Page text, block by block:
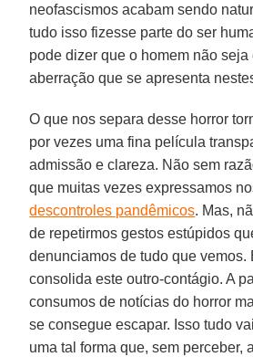
neofascismos acabam sendo
tudo isso fizesse parte do ser
pode dizer que o homem não seja
aberração que se apresenta
O que nos separa desse horror
por vezes uma fina película
admissão e clareza. Não sem
que muitas vezes expressamos
descontroles pandêmicos. Mas,
de repetirmos gestos estúpidos
denunciamos de tudo que vemos.
consolida este outro-contágio. A
consumos de notícias do horror
se consegue escapar. Isso tudo
uma tal forma que, sem perceber,